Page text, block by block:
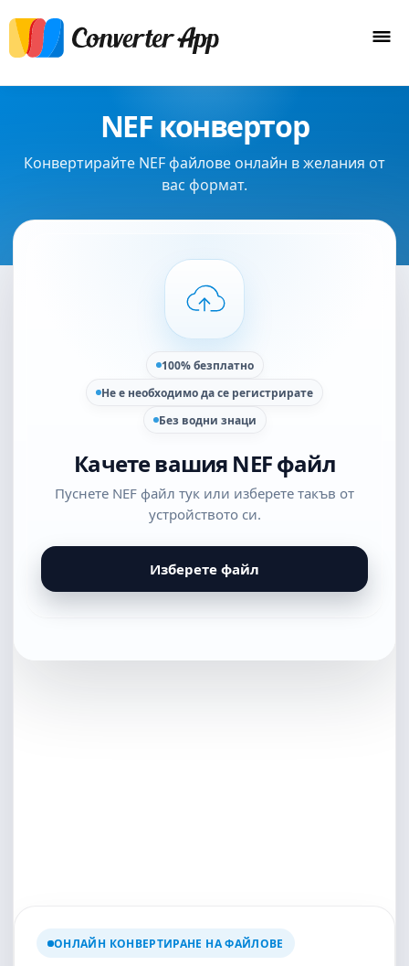
NEF конвертор
Конвертирайте NEF файлове онлайн в желания от
вас формат.
100% безплатно
Не е необходимо да се регистрирате
Без водни знаци
Качете вашия NEF файл
Пуснете NEF файл тук или изберете такъв от
устройството си.
Изберете файл
ОНЛАЙН КОНВЕРТИРАНЕ НА ФАЙЛОВЕ